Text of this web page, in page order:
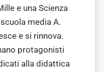
e una Scienza
media A.
e si rinnova.
protagonisti
alla didattica